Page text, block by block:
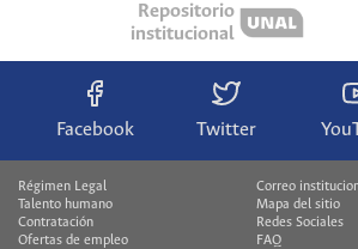
Repositorio
institucional
Facebook Twitter
Régimen Legal
Talento humano
Contratación
Ofertas de empleo
Correo
Mapa del sitio
Redes Sociales
FAQ